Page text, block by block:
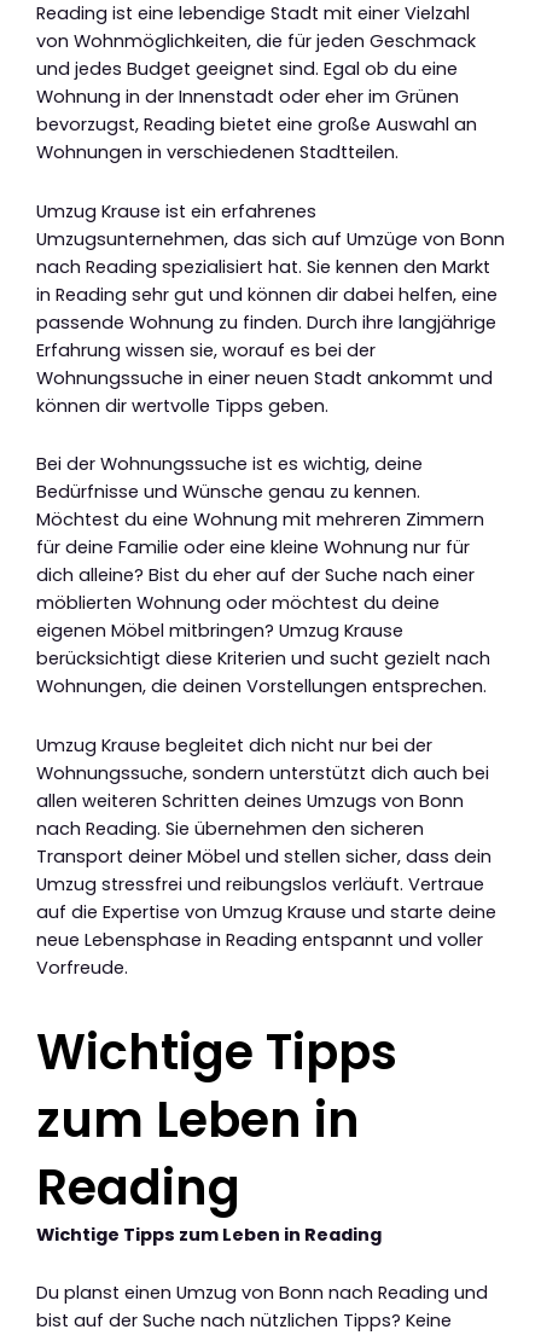
Reading ist eine lebendige Stadt mit einer Vielzahl
von Wohnmöglichkeiten, die für jeden Geschmack
und jedes Budget geeignet sind. Egal ob du eine
Wohnung in der Innenstadt oder eher im Grünen
bevorzugst, Reading bietet eine große Auswahl an
Wohnungen in verschiedenen Stadtteilen.
Umzug Krause ist ein erfahrenes
Umzugsunternehmen, das sich auf Umzüge von Bonn
nach Reading spezialisiert hat. Sie kennen den Markt
in Reading sehr gut und können dir dabei helfen, eine
passende Wohnung zu finden. Durch ihre langjährige
Erfahrung wissen sie, worauf es bei der
Wohnungssuche in einer neuen Stadt ankommt und
können dir wertvolle Tipps geben.
Bei der Wohnungssuche ist es wichtig, deine
Bedürfnisse und Wünsche genau zu kennen.
Möchtest du eine Wohnung mit mehreren Zimmern
für deine Familie oder eine kleine Wohnung nur für
dich alleine? Bist du eher auf der Suche nach einer
möblierten Wohnung oder möchtest du deine
eigenen Möbel mitbringen? Umzug Krause
berücksichtigt diese Kriterien und sucht gezielt nach
Wohnungen, die deinen Vorstellungen entsprechen.
Umzug Krause begleitet dich nicht nur bei der
Wohnungssuche, sondern unterstützt dich auch bei
allen weiteren Schritten deines Umzugs von Bonn
nach Reading. Sie übernehmen den sicheren
Transport deiner Möbel und stellen sicher, dass dein
Umzug stressfrei und reibungslos verläuft. Vertraue
auf die Expertise von Umzug Krause und starte deine
neue Lebensphase in Reading entspannt und voller
Vorfreude.
Wichtige Tipps
zum Leben in
Reading
Wichtige Tipps zum Leben in Reading
Du planst einen Umzug von Bonn nach Reading und
bist auf der Suche nach nützlichen Tipps? Keine